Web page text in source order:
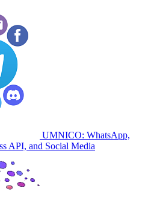
UMNICO: WhatsApp,
API, and Social Media